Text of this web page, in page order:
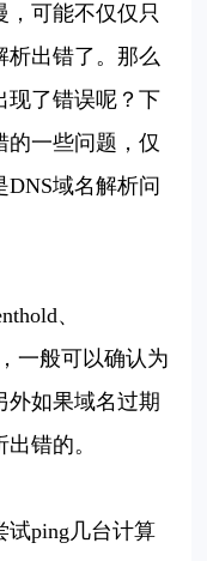
，可能不仅仅只
析出错了。那么
现了错误呢？下
的一些问题 ，仅
DNS域名解析问
、
一般可以确认为
外如果域名过期
错的。
试ping 几台计算